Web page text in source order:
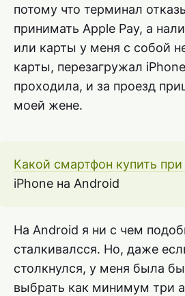
потому что терминал
принимать Apple Pay, а
или карты у меня с собой
карты, перезагружал
проходила, и за проезд
моей жене.
Какой смартфон купить
iPhone на Android
На Android я ни с чем
сталкивалсся. Но, даже
столкнулся, у меня была
выбрать как минимум три